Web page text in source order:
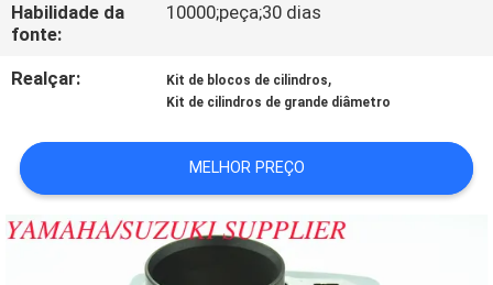
PEÇA
CITAÇÕES
MAPA
DO
Habilidade da
fonte:
10000;peça;30 dias
Realçar: Kit de blocos de cilindros,
Kit de cilindros de grande diâmetro
MELHOR PREÇO